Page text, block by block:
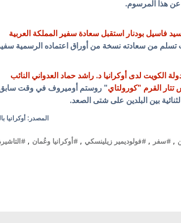
فاسيل بودنار استقبل سعادة سفير المملكة العربية
من سعادته نسخة من أوراق اعتماده الرسمية
الكويت لدى أوكرانيا د. راشد حماد العدواني النائب
القرم "كورولتاي" روستم أوميروف في وقت
بين البلدين على شتى الصعد.
المصدر: أوكرانيا
, #سفر , #فولوديمير زيلينسكي , #أوكرانيا وعُمان ,